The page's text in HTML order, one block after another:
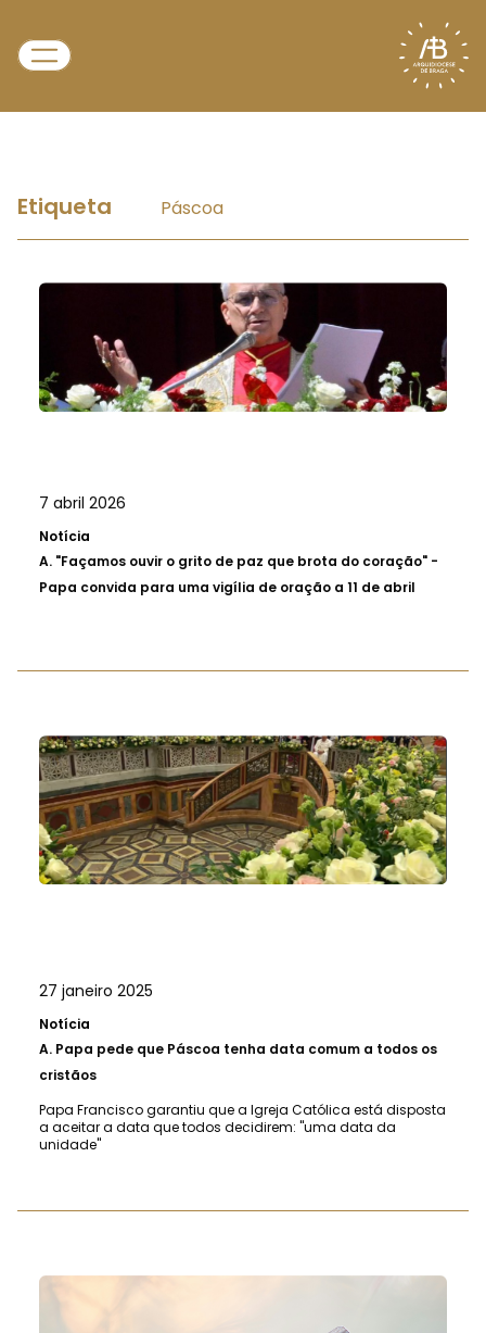
Etiqueta Páscoa
7 abril 2026
Notícia
A. "Façamos ouvir o grito de paz que brota do coração" -
Papa convida para uma vigília de oração a 11 de abril
27 janeiro 2025
Notícia
A. Papa pede que Páscoa tenha data comum a todos os
cristãos
Papa Francisco garantiu que a Igreja Católica está disposta
a aceitar a data que todos decidirem: "uma data da
unidade"